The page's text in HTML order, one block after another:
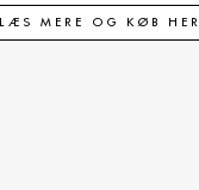
LÆS MERE OG KØB HER